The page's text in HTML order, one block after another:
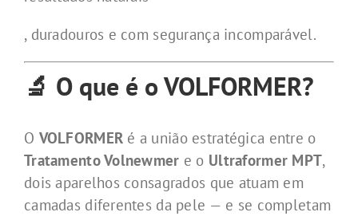
, duradouros e com segurança incomparável.
🔬 O que é o VOLFORMER?
O VOLFORMER é a união estratégica entre o
Tratamento Volnewmer e o Ultraformer MPT,
dois aparelhos consagrados que atuam em
camadas diferentes da pele — e se completam